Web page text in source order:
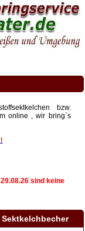
bzw.
online , wir bring`s
sind keine